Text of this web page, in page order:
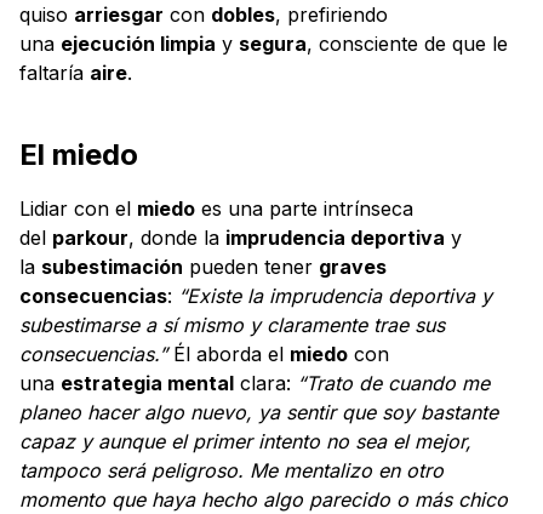
quiso arriesgar con dobles, prefiriendo
una ejecución limpia y segura, consciente de que le
faltaría aire.
El miedo
Lidiar con el miedo es una parte intrínseca
del parkour, donde la imprudencia deportiva y
la subestimación pueden tener graves
consecuencias: “Existe la imprudencia deportiva y
subestimarse a sí mismo y claramente trae sus
consecuencias.”Él aborda el miedo con
una estrategia mental clara: “Trato de cuando me
planeo hacer algo nuevo, ya sentir que soy bastante
capaz y aunque el primer intento no sea el mejor,
tampoco será peligroso. Me mentalizo en otro
momento que haya hecho algo parecido o más chico